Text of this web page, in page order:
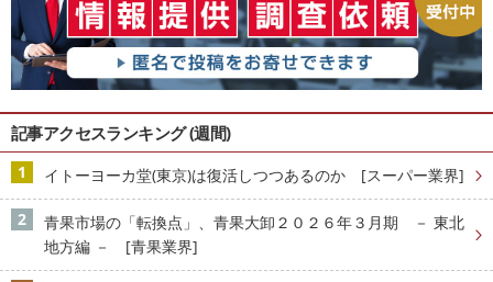
記事アクセスランキング (週間)
イトーヨーカ堂(東京)は復活しつつあるのか [スーパー業界]
青果市場の「転換点」、青果大卸２０２６年３月期 － 東北
地方編 － [青果業界]